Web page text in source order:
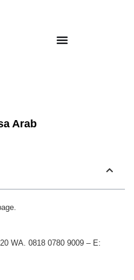
Arab
WA. 0818 0780 9009 – E: